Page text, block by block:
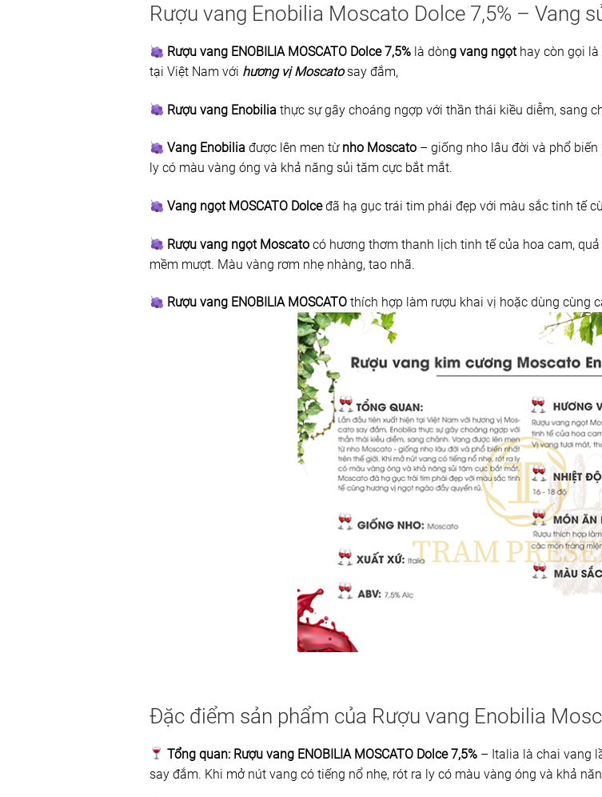
Rượu vang Enobilia Moscato Dolce 7,5% – Vang
Rượu vang ENOBILIA MOSCATO Dolce 7,5% là dòng vang ngọthay còn gọi là
tại Việt Nam với hương vị Moscatosay đắm,
Rượu vang Enobilia thực sự gây choáng ngợp với thần thái kiều diễm, sang
Vang Enobilia được lên men từ nho Moscato – giống nho lâu đời và phổ
ly có màu vàng óng và khả năng sủi tăm cực bắt mắt.
Vang ngọt MOSCATO Dolceđã hạ gục trái tim phái đẹp với màu sắc tinh tế
Rượu vang ngọt Moscato có hương thơm thanh lịch tinh tế của hoa cam,
mềm mượt. Màu vàng rơm nhẹ nhàng, tao nhã.
Rượu vang ENOBILIA MOSCATO thích hợp làm rượu khai vị hoặc dùng cùng
Đặc điểm sản phẩm của Rượu vang Enobilia
Tổng quan: Rượu vang ENOBILIA MOSCATO Dolce 7,5% – Italia là chai vang
say đắm. Khi mở nút vang có tiếng nổ nhẹ, rót ra ly có màu vàng óng và khả